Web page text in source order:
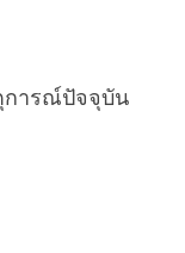
การณ์ปัจจุบัน